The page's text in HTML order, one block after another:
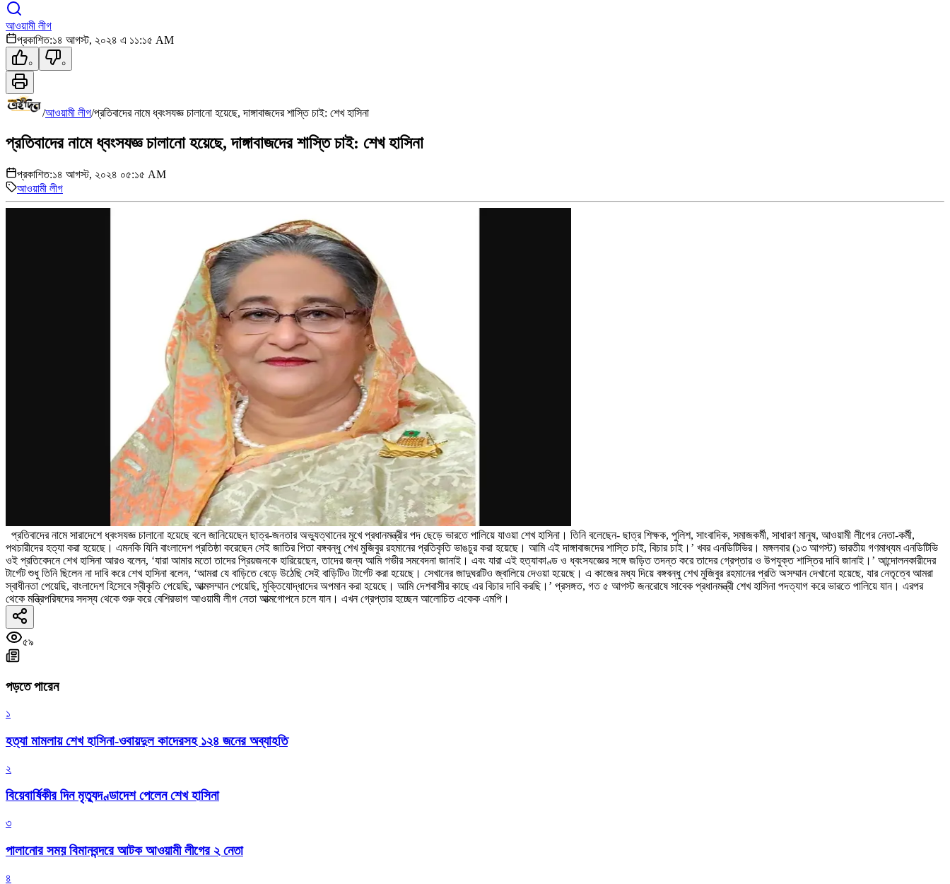
আওয়ামী লীগ
প্রকাশিত:১৪ আগস্ট, ২০২৪ এ ১১:১৫ AM
০ ০
/আওয়ামী লীগ/প্রতিবাদের নামে ধ্বংসযজ্ঞ চালানো হয়েছে, দাঙ্গাবাজদের শাস্তি চাই: শেখ হাসিনা
প্রতিবাদের নামে ধ্বংসযজ্ঞ চালানো হয়েছে, দাঙ্গাবাজদের শাস্তি চাই: শেখ হাসিনা
প্রকাশিত:১৪ আগস্ট, ২০২৪ ০৫:১৫ AM
আওয়ামী লীগ
প্রতিবাদের নামে সারাদেশে ধ্বংসযজ্ঞ চালানো হয়েছে বলে জানিয়েছেন ছাত্র-জনতার অভ্যুত্থানের মুখে প্রধানমন্ত্রীর পদ ছেড়ে ভারতে পালিয়ে যাওয়া শেখ হাসিনা। তিনি বলেছেন- ছাত্র শিক্ষক, পুলিশ, সাংবাদিক, সমাজকর্মী, সাধারণ মানুষ, আওয়ামী লীগের নেতা-কর্মী,
পথচারীদের হত্যা করা হয়েছে। এমনকি যিনি বাংলাদেশ প্রতিষ্ঠা করেছেন সেই জাতির পিতা বঙ্গবন্ধু শেখ মুজিবুর রহমানের প্রতিকৃতি ভাঙচুর করা হয়েছে। আমি এই দাঙ্গাবাজদের শাস্তি চাই, বিচার চাই।’ খবর এনডিটিভির। মঙ্গলবার (১৩ আগস্ট) ভারতীয় গণমাধ্যম এনডিটিভি
ওই প্রতিবেদনে শেখ হাসিনা আরও বলেন, ‘যারা আমার মতো তাদের প্রিয়জনকে হারিয়েছেন, তাদের জন্য আমি গভীর সমবেদনা জানাই। এবং যারা এই হত্যাকাণ্ড ও ধ্বংসযজ্ঞের সঙ্গে জড়িত তদন্ত করে তাদের গ্রেপ্তার ও উপযুক্ত শাস্তির দাবি জানাই।’ আন্দোলনকারীদের
টার্গেট শুধু তিনি ছিলেন না দাবি করে শেখ হাসিনা বলেন, ‘আমরা যে বাড়িতে বেড়ে উঠেছি সেই বাড়িটিও টার্গেট করা হয়েছে। সেখানের জাদুঘরটিও জ্বালিয়ে দেওয়া হয়েছে। এ কাজের মধ্য দিয়ে বঙ্গবন্ধু শেখ মুজিবুর রহমানের প্রতি অসম্মান দেখানো হয়েছে, যার নেতৃত্বে আমরা
স্বাধীনতা পেয়েছি, বাংলাদেশ হিসেবে স্বীকৃতি পেয়েছি, আত্মসম্মান পেয়েছি, মুক্তিযোদ্ধাদের অপমান করা হয়েছে। আমি দেশবাসীর কাছে এর বিচার দাবি করছি।’ প্রসঙ্গত, গত ৫ আগস্ট জনরোষে সাবেক প্রধানমন্ত্রী শেখ হাসিনা পদত্যাগ করে ভারতে পালিয়ে যান। এরপর
থেকে মন্ত্রিপরিষদের সদস্য থেকে শুরু করে বেশিরভাগ আওয়ামী লীগ নেতা আত্মগোপনে চলে যান। এখন গ্রেপ্তার হচ্ছেন আলোচিত একেক এমপি।
৫৯
পড়তে পারেন
১
হত্যা মামলায় শেখ হাসিনা-ওবায়দুল কাদেরসহ ১২৪ জনের অব্যাহতি
২
বিয়েবার্ষিকীর দিন মৃত্যুদণ্ডাদেশ পেলেন শেখ হাসিনা
৩
পালানোর সময় বিমানবন্দরে আটক আওয়ামী লীগের ২ নেতা
৪